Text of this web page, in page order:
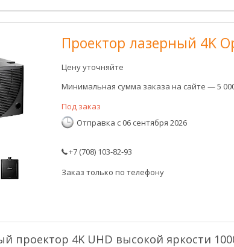
Проектор лазерный 4K
Цену уточняйте
Минимальная сумма заказа на сайте — 5
Под заказ
Отправка с 06 сентября 2026
+7 (708) 103-82-93
Заказ только по телефону
проектор 4K UHD высокой яркости